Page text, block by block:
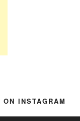
INSTAGRAM